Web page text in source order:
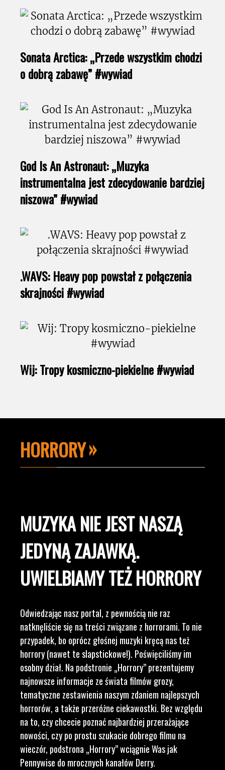
Sonata Arctica: „Przede wszystkim chodzi
o dobrą zabawę” #wywiad
God Is An Astronaut: „Muzyka
instrumentalna jest zdecydowanie bardziej
niszowa” #wywiad
.WAVS: Heavy pop powstał z połączenia
skrajności #wywiad
Wij: Tropy kosmiczno-piekielne #wywiad
HORRORY
MUZYKA NIE JEST NASZĄ
JEDYNĄ ZAJAWKĄ.
UWIELBIAMY TEŻ HORRORY
Odwiedzając nasz portal, z pewnością nie raz
natknęliście się na treści związane z horrorami. To nie
przypadek, bo oprócz głośnej muzyki kręcą nas też
horrory (nawet te slapstickowe!). Poświęciliśmy im
osobny dział. Na podstronie „Horrory” prezentujemy
najnowsze informacje ze świata filmów grozy,
tematyczne zestawienia naszym zdaniem najlepszych
horrorów, a także przeróżne ciekawostki. Bez względu
na to, czy chcecie poznać najbardziej przerażające
nowości, czy po prostu szukacie dobrego filmu na
wieczór, podstrona „Horrory” wciągnie Was jak
Pennywise do mrocznych kanałów Derry.